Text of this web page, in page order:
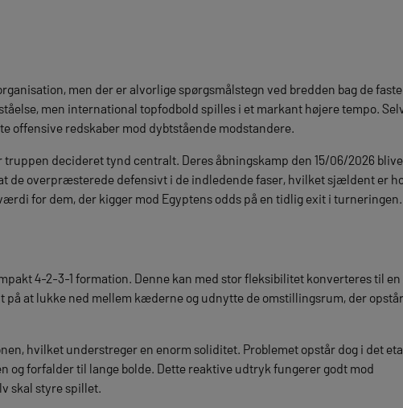
men der er alvorlige spørgsmålstegn ved bredden bag de faste
men international topfodbold spilles i et markant højere tempo.
offensive redskaber mod dybtstående modstandere.
decideret tynd centralt. Deres åbningskamp den 15/06/2026
de overpræsterede defensivt i de indledende faser, hvilket sjældent er
for dem, der kigger mod Egyptens odds på en tidlig exit i turneringen.
4-2-3-1 formation. Denne kan med stor fleksibilitet konverteres til en
at lukke ned mellem kæderne og udnytte de omstillingsrum, der opstår
hvilket understreger en enorm soliditet. Problemet opstår dog i det
og forfalder til lange bolde. Dette reaktive udtryk fungerer godt mod
skal styre spillet.